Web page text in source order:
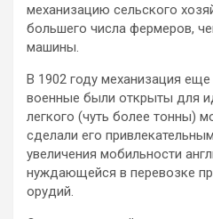
механизацию сельского
большего числа фермеров,
машины.
В 1902 году механизация
военные были открыты для
легкого (чуть более тонны)
сделали его
увеличения мобильности
нуждающейся в перевозке
орудий.